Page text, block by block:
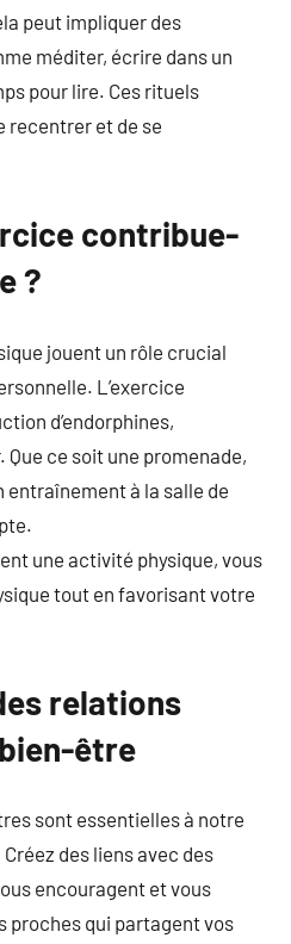
peut impliquer des
méditer, écrire dans un
pour lire. Ces rituels
recentrer et de se
contribue-
?
jouent un rôle crucial
L’exercice
d’endorphines,
Que ce soit une promenade,
entraînement à la salle de
une activité physique, vous
tout en favorisant votre
relations
être
sont essentielles à notre
des liens avec des
encouragent et vous
proches qui partagent vos